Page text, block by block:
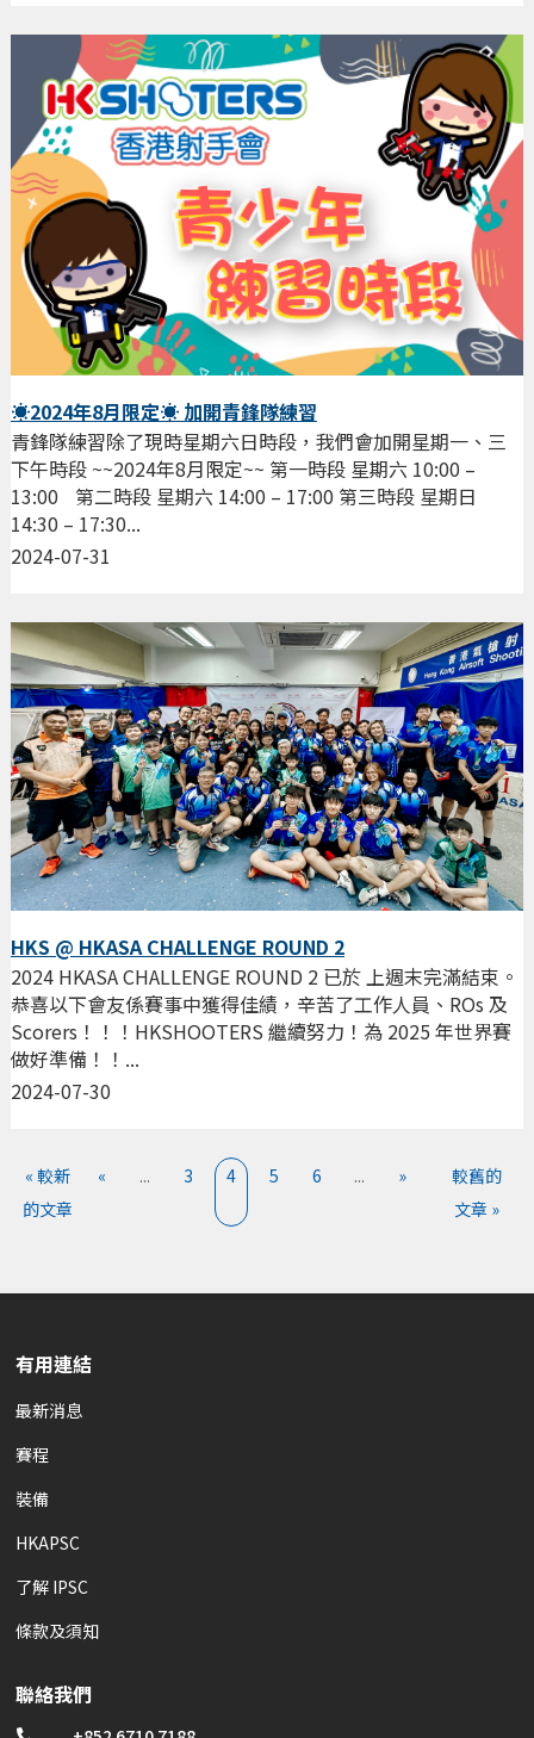
☀️2024年8月限定☀️ 加開青鋒隊練習
2024-07-31
青鋒隊練習除了現時星期六日時段，我們會加開星期一、三
下午時段 ~~2024年8月限定~~ 第一時段 星期六 10:00 –
13:00 第二時段 星期六 14:00 – 17:00 第三時段 星期日
14:30 – 17:30...
HKS @ HKASA CHALLENGE ROUND 2
2024-07-30
2024 HKASA CHALLENGE ROUND 2 已於 上週末完滿結束。
恭喜以下會友係賽事中獲得佳績，辛苦了工作人員、ROs 及
Scorers！！！HKSHOOTERS 繼續努力！為 2025 年世界賽
做好準備！！...
« 較新
的文章
« ... 3 4 5 6 ... »
較舊的
文章 »
有用連結
最新消息
賽程
裝備
HKAPSC
了解 IPSC
條款及須知
聯絡我們